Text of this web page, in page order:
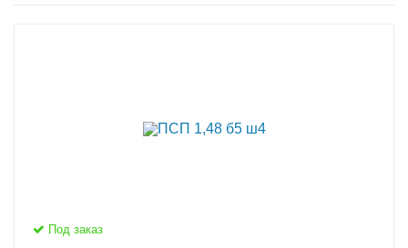
Под заказ